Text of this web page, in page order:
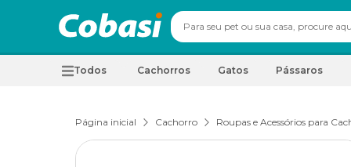
Todos Cachorros Gatos Pássaros
Página inicial Cachorro Roupas e Acessórios para